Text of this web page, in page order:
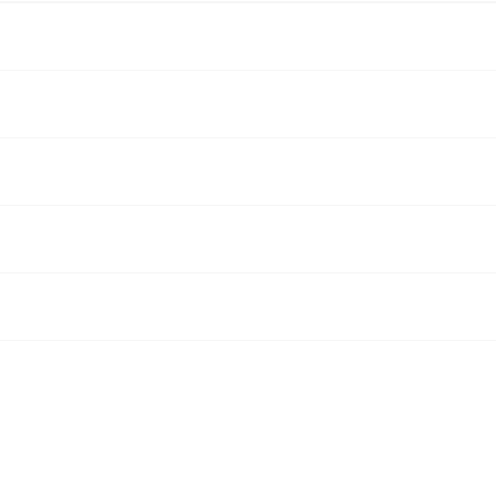
og rundt i Europa kan du finne over 83.000 produkter som
innebærer også at kravene må revideres med jevne
måtte bestille fler